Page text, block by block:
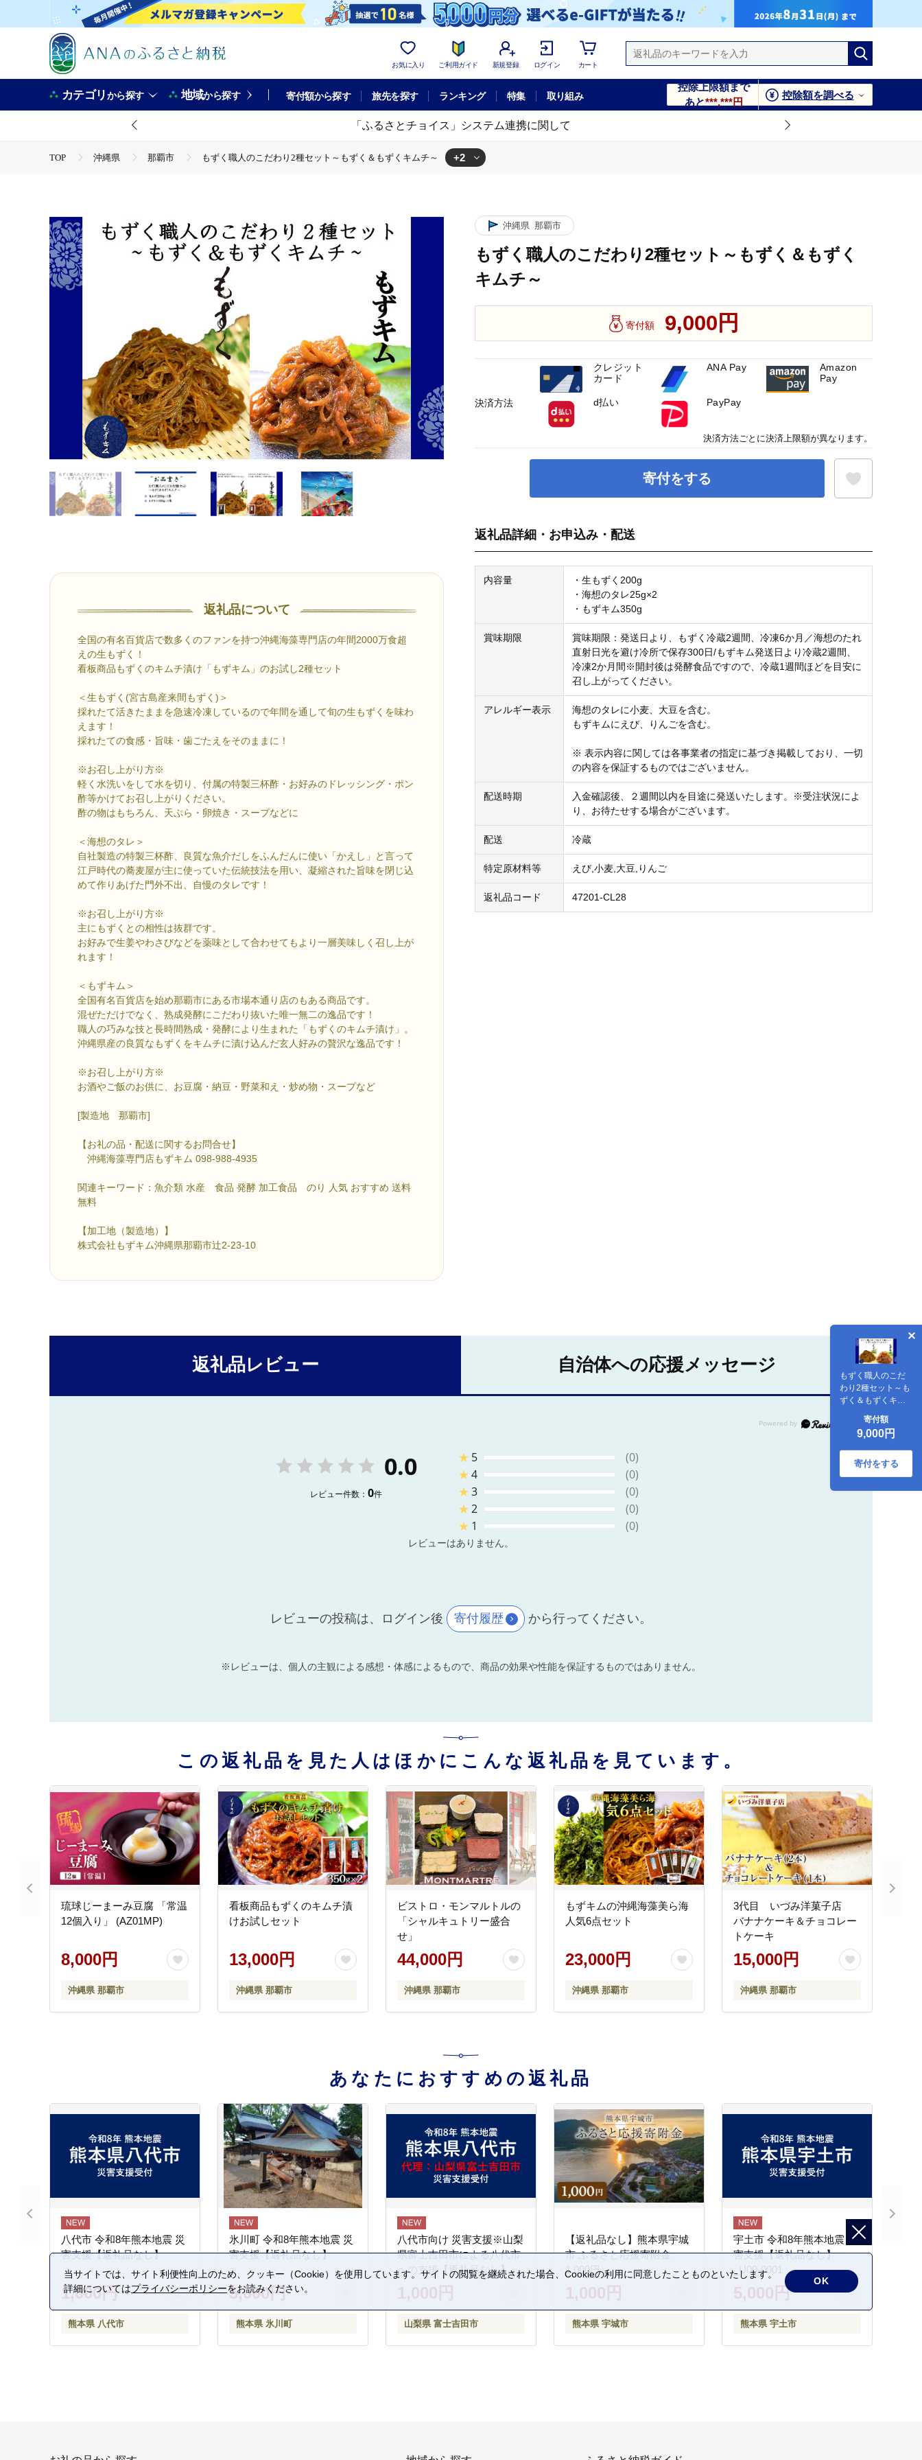
お気に入り ご利用ガイド 新規登録 ログイン カート
カテゴリから探す 地域から探す 寄付額から探す 旅先を探す ランキング 特集 取り組み
控除上限額まで
あと***,***円
控除額を調べる
「ふるさとチョイス」システム連携に関して
TOP 沖縄県 那覇市 もずく職人のこだわり2種セット～もずく＆もずくキムチ～ +2
返礼品について
全国の有名百貨店で数多くのファンを持つ沖縄海藻専門店の年間2000万食超
えの生もずく！
看板商品もずくのキムチ漬け「もずキム」のお試し2種セット
＜生もずく(宮古島産来間もずく)＞
採れたて活きたままを急速冷凍しているので年間を通して旬の生もずくを味わ
えます！
採れたての食感・旨味・歯ごたえをそのままに！
※お召し上がり方※
軽く水洗いをして水を切り、付属の特製三杯酢・お好みのドレッシング・ポン
酢等かけてお召し上がりください。
酢の物はもちろん、天ぷら・卵焼き・スープなどに
＜海想のタレ＞
自社製造の特製三杯酢、良質な魚介だしをふんだんに使い「かえし」と言って
江戸時代の蕎麦屋が主に使っていた伝統技法を用い、凝縮された旨味を閉じ込
めて作りあげた門外不出、自慢のタレです！
※お召し上がり方※
主にもずくとの相性は抜群です。
お好みで生姜やわさびなどを薬味として合わせてもより一層美味しく召し上が
れます！
＜もずキム＞
全国有名百貨店を始め那覇市にある市場本通り店のもある商品です。
混ぜただけでなく、熟成発酵にこだわり抜いた唯一無二の逸品です！
職人の巧みな技と長時間熟成・発酵により生まれた「もずくのキムチ漬け」。
沖縄県産の良質なもずくをキムチに漬け込んだ玄人好みの贅沢な逸品です！
※お召し上がり方※
お酒やご飯のお供に、お豆腐・納豆・野菜和え・炒め物・スープなど
[製造地 那覇市]
【お礼の品・配送に関するお問合せ】
沖縄海藻専門店もずキム 098-988-4935
関連キーワード：魚介類 水産 食品 発酵 加工食品 のり 人気 おすすめ 送料
無料
【加工地（製造地）】
株式会社もずキム沖縄県那覇市辻2-23-10
沖縄県 那覇市
もずく職人のこだわり2種セット～もずく＆もずく
キムチ～
寄付額 9,000円
寄付をする
もずく職人のこだ
わり2種セット～も
ずく＆もずくキム
寄付額
9,000円
寄付をする
返礼品詳細・お申込み・配送
内容量
・生もずく200g
・海想のタレ25g×2
・もずキム350g
賞味期限
賞味期限：発送日より、もずく冷蔵2週間、冷凍6か月／海想のたれ
直射日光を避け冷所で保存300日/もずキム発送日より冷蔵2週間、
冷凍2か月間※開封後は発酵食品ですので、冷蔵1週間ほどを目安に
召し上がってください。
アレルギー表示
海想のタレに小麦、大豆を含む。
もずキムにえび、りんごを含む。
※ 表示内容に関しては各事業者の指定に基づき掲載しており、一切
の内容を保証するものではございません。
配送時期
入金確認後、２週間以内を目途に発送いたします。※受注状況によ
り、お待たせする場合がございます。
配送 冷蔵
特定原材料等 えび,小麦,大豆,りんご
返礼品コード 47201-CL28
決済方法
クレジット
カード
ANA Pay
Amazon
Pay
d払い PayPay
決済方法ごとに決済上限額が異なります。
返礼品レビュー 自治体への応援メッセージ
0.0
レビュー件数： 0件
★ 5
(0)
★4
(0)
★3
(0)
★2
(0)
★ 1 (0)
レビューはありません。
レビューの投稿は、ログイン後 寄付履歴 から行ってください。
※レビューは、個人の主観による感想・体感によるもので、商品の効果や性能を保証するものではありません。
この返礼品を見た人はほかにこんな返礼品を見ています。
琉球じーまーみ豆腐 「常温
12個入り」 (AZ01MP)
8,000円
沖縄県 那覇市
看板商品もずくのキムチ漬
けお試しセット
13,000円
沖縄県 那覇市
ビストロ・モンマルトルの
「シャルキュトリー盛合
せ」
44,000円
沖縄県 那覇市
もずキムの沖縄海藻美ら海
人気6点セット
23,000円
沖縄県 那覇市
3代目 いづみ洋菓子店
バナナケーキ＆チョコレー
トケーキ
15,000円
沖縄県 那覇市
あなたにおすすめの返礼品
八代市 令和8年熊本地震 災
害支援【返礼品なし】
1,000円
熊本県 八代市
氷川町 令和8年熊本地震 災
害支援【返礼品なし】
5,000円
熊本県 氷川町
八代市向け 災害支援※山梨
県富士吉田市による八代市
への支援【返礼品なし】
1,000円
山梨県 富士吉田市
【返礼品なし】熊本県宇城
市 ふるさと応援寄附金
1,000円
1,000円
熊本県 宇城市
宇土市 令和8年熊本地震 災
害支援【返礼品なし】
_U00-0001
5,000円
熊本県 宇土市
当サイトでは、サイト利便性向上のため、クッキー（Cookie）を使用しています。サイトの閲覧を継続された場合、Cookieの利用に同意したことものといたします。
詳細についてはプライバシーポリシーをお読みください。
OK